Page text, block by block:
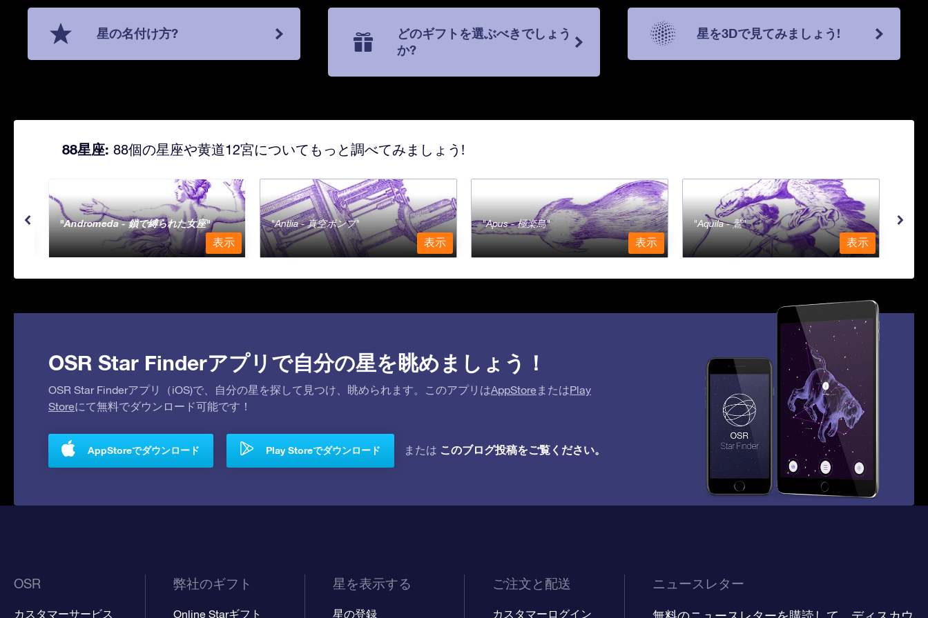
星の名付け方?
どのギフトを選ぶべきでしょう
か?
星を3Dで見てみましょう!
88星座: 88個の星座や黄道12宮についてもっと調べてみましょう!
Andromeda - 鎖で縛られた女座
表示
Antlia - 真空ポンプ
表示
Apus - 極楽鳥
表示
Aquila - 鷲
表示
OSR Star Finderアプリで自分の星を眺めましょう！
OSR Star Finderアプリ（iOS)で、自分の星を探して見つけ、眺められます。このアプリはAppStore またはPlay
Storeにて無料でダウンロード可能です！
AppStoreでダウンロード Play Storeでダウンロード または このブログ投稿をご覧ください。
OSR
カスタマーサービス
弊社のギフト
Online Starギフト
星を表示する
星の登録
ご注文と配送
カスタマーログイン
ニュースレター